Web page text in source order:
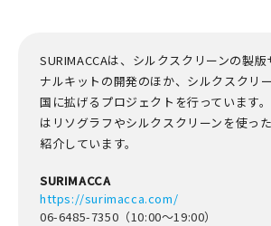
SURIMACCAは、シルクスクリーンの製
ナルキットの開発のほか、シルクスクリ
国に拡げるプロジェクトを行っています
はリソグラフやシルクスクリーンを使っ
紹介しています。
SURIMACCA
https://surimacca.com/
06-6485-7350（10:00～19:00）